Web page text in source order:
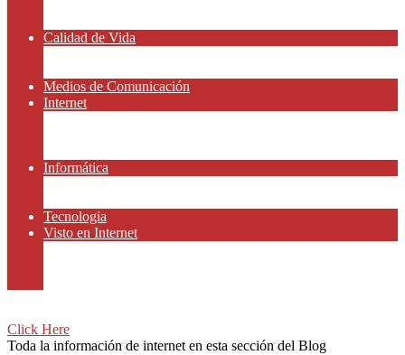
Calidad de Vida
Medios de Comunicación
Internet
Informática
Tecnologia
Visto en Internet
Click Here
Toda la información de internet en esta sección del Blog